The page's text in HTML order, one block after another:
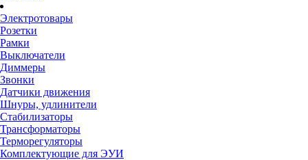
Электротовары
Розетки
Рамки
Выключатели
Диммеры
Звонки
Датчики движения
Шнуры, удлинители
Стабилизаторы
Трансформаторы
Терморегуляторы
Комплектующие для ЭУИ